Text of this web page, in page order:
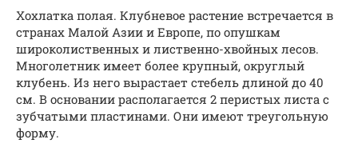
Хохлатка полая. Клубневое растение встречается в
странах Малой Азии и Европе, по опушкам
широколиственных и лиственно-хвойных лесов.
Многолетник имеет более крупный, округлый
клубень. Из него вырастает стебель длиной до 40
см. В основании располагается 2 перистых листа с
зубчатыми пластинами. Они имеют треугольную
форму.